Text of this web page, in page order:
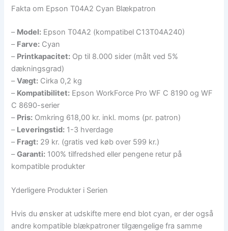
Fakta om Epson T04A2 Cyan Blækpatron
– Model: Epson T04A2 (kompatibel C13T04A240)
– Farve: Cyan
– Printkapacitet: Op til 8.000 sider (målt ved 5%
dækningsgrad)
–Vægt: Cirka 0,2 kg
– Kompatibilitet: Epson WorkForce Pro WF C 8190 og WF
C 8690-serier
– Pris: Omkring 618,00 kr. inkl. moms (pr. patron)
– Leveringstid: 1-3 hverdage
– Fragt: 29 kr. (gratis ved køb over 599 kr.)
–Garanti: 100% tilfredshed eller pengene retur på
kompatible produkter
Yderligere Produkter i Serien
Hvis du ønsker at udskifte mere end blot cyan, er der også
andre kompatible blækpatroner tilgængelige fra samme